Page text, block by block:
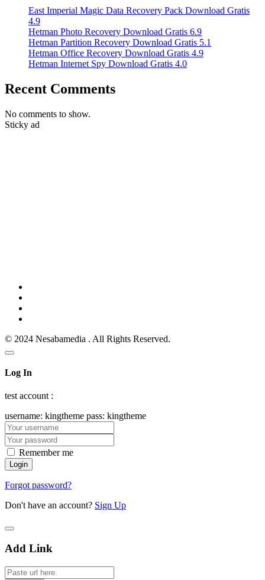
East Imperial Magic Data Recovery Pack Download Gratis
4.9
Hetman Photo Recovery Download Gratis 6.9
Hetman Partition Recovery Download Gratis 5.1
Hetman Office Recovery Download Gratis 4.9
Hetman Internet Spy Download Gratis 4.0
Recent Comments
No comments to show.
Sticky ad
© 2024 Nesabamedia . All Rights Reserved.
Log In
test account :
username: kingtheme pass: kingtheme
Remember me
Forgot password?
Don't have an account? Sign Up
Add Link